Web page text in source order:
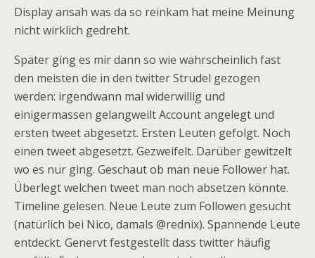
Display ansah was da so reinkam hat meine Meinung
nicht wirklich gedreht.
Später ging es mir dann so wie wahrscheinlich fast
den meisten die in den twitter Strudel gezogen
werden: irgendwann mal widerwillig und
einigermassen gelangweilt Account angelegt und
ersten tweet abgesetzt. Ersten Leuten gefolgt. Noch
einen tweet abgesetzt. Gezweifelt. Darüber gewitzelt
wo es nur ging. Geschaut ob man neue Follower hat.
Überlegt welchen tweet man noch absetzen könnte.
Timeline gelesen. Neue Leute zum Followen gesucht
(natürlich bei Nico, damals @rednix). Spannende Leute
entdeckt. Genervt festgestellt dass twitter häufig